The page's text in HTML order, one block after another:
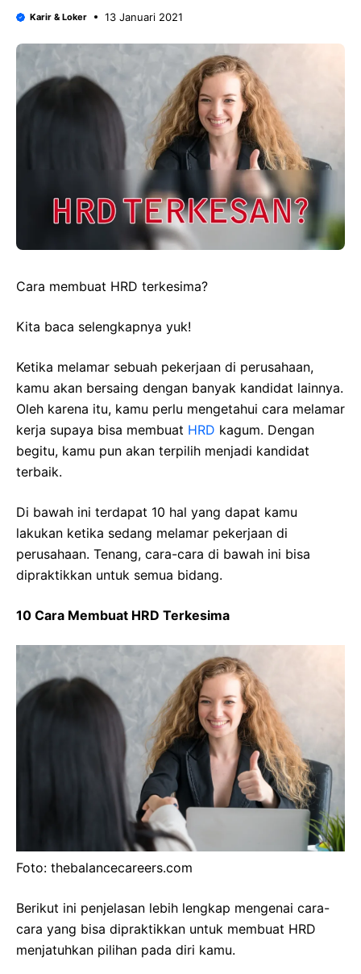
Karir & Loker 13 Januari 2021
Cara membuat HRD terkesima?
Kita baca selengkapnya yuk!
Ketika melamar sebuah pekerjaan di perusahaan,
kamu akan bersaing dengan banyak kandidat lainnya.
Oleh karena itu, kamu perlu mengetahui cara melamar
kerja supaya bisa membuat HRD kagum. Dengan
begitu, kamu pun akan terpilih menjadi kandidat
terbaik.
Di bawah ini terdapat 10 hal yang dapat kamu
lakukan ketika sedang melamar pekerjaan di
perusahaan. Tenang, cara-cara di bawah ini bisa
dipraktikkan untuk semua bidang.
10 Cara Membuat HRD Terkesima
Foto: thebalancecareers.com
Berikut ini penjelasan lebih lengkap mengenai cara-
cara yang bisa dipraktikkan untuk membuat HRD
menjatuhkan pilihan pada diri kamu.